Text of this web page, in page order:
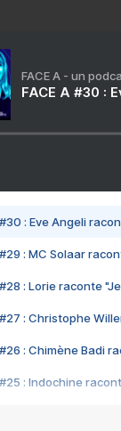
FACE A - un
FACE A #30 :
#30 : Eve Angeli
#29 : MC Solaar
#28 : Lorie raconte
#27 : Christophe
#26 : Chimène Badi
#25 : Indochine